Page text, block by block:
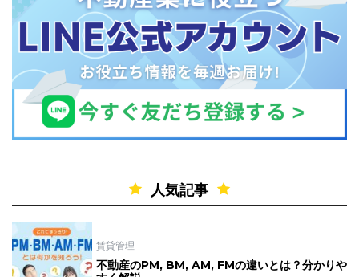
人気記事
賃貸管理
不動産のPM, BM, AM, FMの違いとは？分かりや